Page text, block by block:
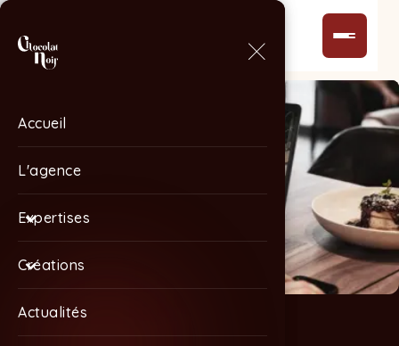
Accueil
L'agence
Expertises
Créations
Actualités
Accueil
L'agence
Expertises
Créations
Actualités